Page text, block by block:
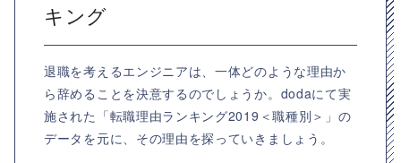
キング
退職を考えるエンジニアは、一体どのような理由か
ら辞めることを決意するのでしょうか。dodaにて実
施された「転職理由ランキング2019＜職種別＞」の
データを元に、その理由を探っていきましょう。